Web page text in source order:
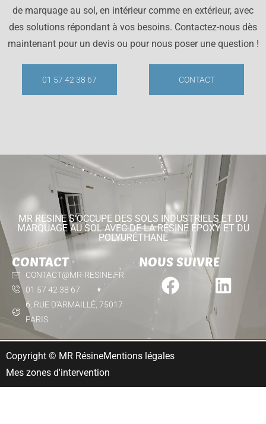
de marquage au sol, en intérieur comme en extérieur, avec
des solutions répondant à vos besoins. Contactez-nous dès
maintenant pour un devis ou pour nous poser une question !
01 57 42 38 67 CONTACT
MR RESINE S'OCCUPE DES SOLS INDUSTRIELS ET DU
MARQUAGE AU SOL AVEC DE LA RÉSINE ÉPOXY ET DU
POLYURÉTHANE
CONTACT
CONTACT@MR-RESINE.FR
01 57 42 38 67
6, RUE D'ARMAILLÉ, 75017
PARIS
NOUS SUIVRE
Copyright © MR RésineMentions légales
Mes zones d'intervention